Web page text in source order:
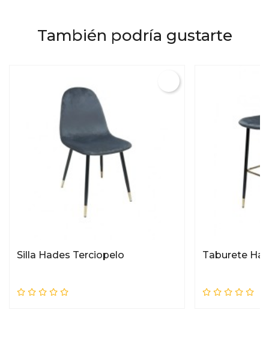
También podría gustarte
Silla Hades Terciopelo Taburete